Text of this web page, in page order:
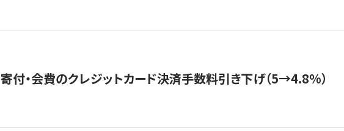
寄付・会費のクレジットカード決済手数料引き下げ（5→4.8%）